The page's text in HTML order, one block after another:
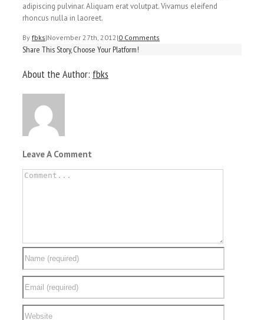
adipiscing pulvinar. Aliquam erat volutpat. Vivamus eleifend
rhoncus nulla in laoreet.
By fbks|November 27th, 2012 |0 Comments
Share This Story, Choose Your Platform!
About the Author: fbks
Leave A Comment